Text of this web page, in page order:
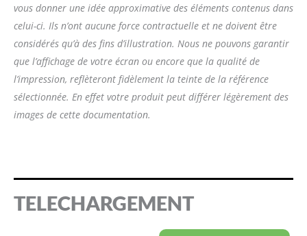
vous donner une idée approximative des éléments contenus dans
celui-ci. Ils n’ont aucune force contractuelle et ne doivent être
considérés qu’à des fins d’illustration. Nous ne pouvons garantir
que l’affichage de votre écran ou encore que la qualité de
l’impression, reflèteront fidèlement la teinte de la référence
sélectionnée. En effet votre produit peut différer légèrement des
images de cette documentation.
TELECHARGEMENT